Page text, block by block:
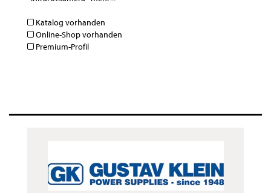
Katalog vorhanden
Online-Shop vorhanden
Premium-Profil